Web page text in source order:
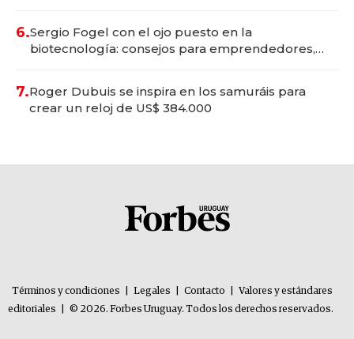
6.Sergio Fogel con el ojo puesto en la
biotecnología: consejos para emprendedores,
7.Roger Dubuis se inspira en los samuráis para
crear un reloj de US$ 384.000
Términos y condiciones Legales Contacto
Valores y estándares
editoriales
© 2026. Forbes Uruguay. Todos los derechos reservados.